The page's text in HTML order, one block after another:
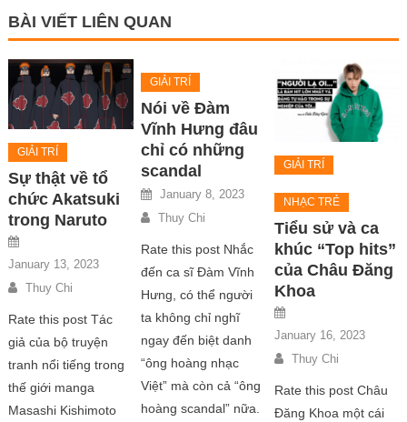
BÀI VIẾT LIÊN QUAN
GIẢI TRÍ
Sự thật về tổ
chức Akatsuki
trong Naruto
January 13, 2023
Thuy Chi
Rate this post Tác
giả của bộ truyện
tranh nổi tiếng trong
thế giới manga
Masashi Kishimoto
GIẢI TRÍ
Nói về Đàm
Vĩnh Hưng đâu
chỉ có những
scandal
January 8, 2023
Thuy Chi
Rate this post Nhắc
đến ca sĩ Đàm Vĩnh
Hưng, có thể người
ta không chỉ nghĩ
ngay đến biệt danh
“ông hoàng nhạc
Việt” mà còn cả “ông
hoàng scandal” nữa.
GIẢI TRÍ
NHẠC TRẺ
Tiểu sử và ca
khúc “Top hits”
của Châu Đăng
Khoa
January 16, 2023
Thuy Chi
Rate this post Châu
Đăng Khoa một cái